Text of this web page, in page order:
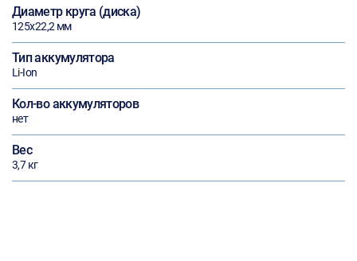
Диаметр круга (диска)
125х22,2 мм
Тип аккумулятора
Li-Ion
Кол-во аккумуляторов
нет
Вес
3,7 кг